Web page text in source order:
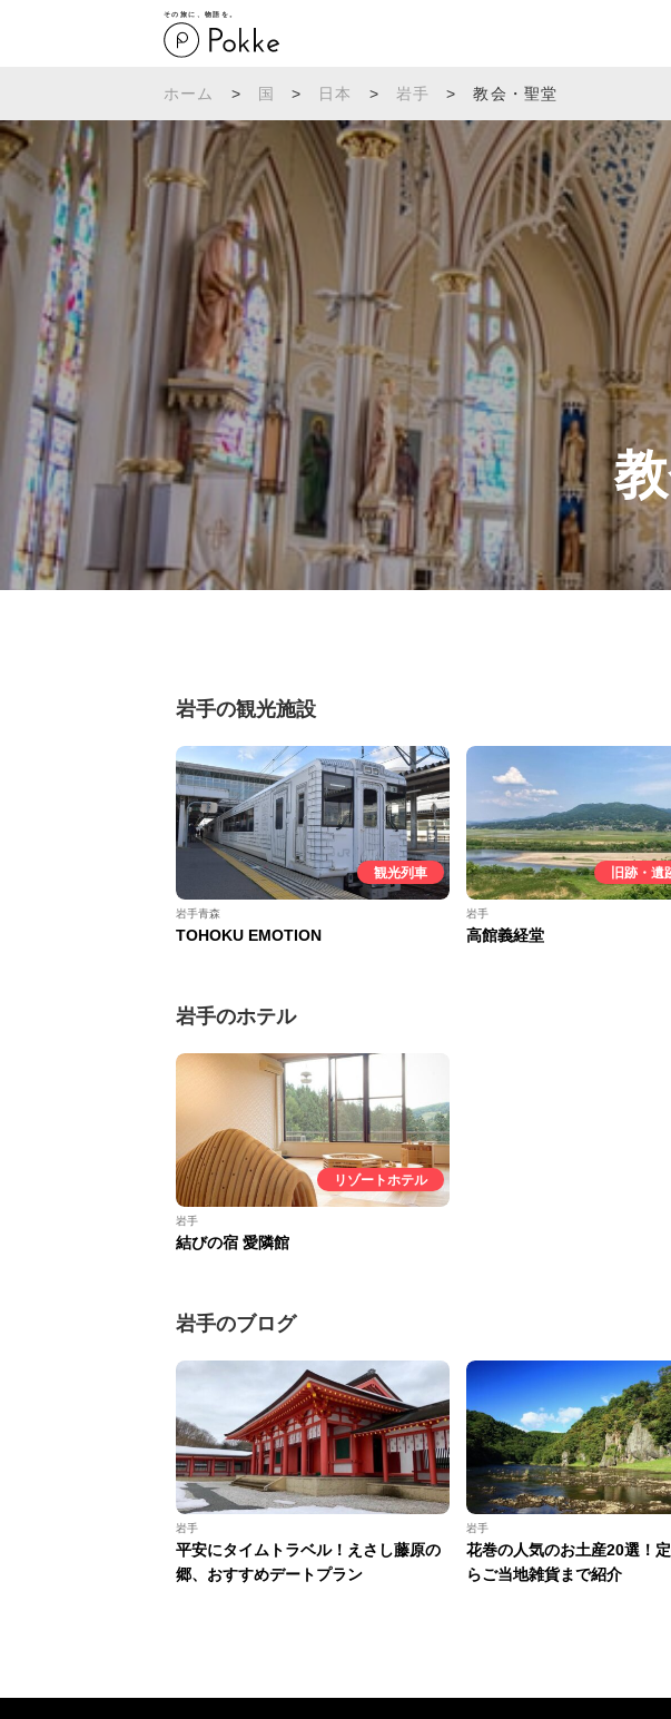
その旅に、物語を。
ホーム > 国 > 日本 > 岩手 > 教会・聖堂
岩手の観光施設
観光列車
岩手青森
TOHOKU EMOTION
旧跡・遺
岩手
高館義経堂
岩手のホテル
リゾートホテル
岩手
結びの宿 愛隣館
岩手のブログ
岩手
平安にタイムトラベル！えさし藤原の
郷、おすすめデートプラン
岩手
花巻の人気のお土産20選！
らご当地雑貨まで紹介